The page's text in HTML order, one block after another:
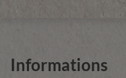
Informations